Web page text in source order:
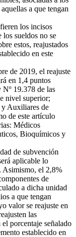
a que tengan
los incisos
los sueldos no se
estos, reajustados
en este
de 2019, el reajuste
en 1,4 puntos
Nº 19.378 de las
nivel superior;
y Auxiliares de
de este artículo
Médicos
Bioquímicos y
de subvención
aplicable lo
Asimismo, el 2,8%
de
a dicha unidad
a que tengan
valor se reajuste en
las
porcentaje señalado
establecido en